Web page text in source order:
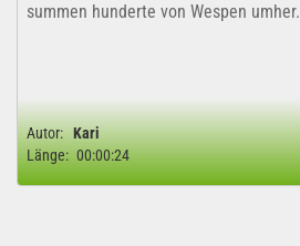
summen hunderte von Wespen umher.
Autor: Kari
Länge: 00:00:24